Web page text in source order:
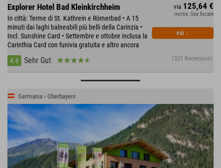
Explorer Hotel Bad Kleinkirchheim
In città: Terme di St. Kathrein e Römerbad • A 15
minuti dai laghi balneabili più belli della Carinzia •
Incl. Sunshine Card • Settembre e ottobre inclusa la
Carinthia Card con funivia gratuita e altro ancora
4.6
Sehr Gut 1321 Recensioni
via 125,64 €
inoltre, Spa fiscale
PIÙ ↓
Germania › Oberbayern